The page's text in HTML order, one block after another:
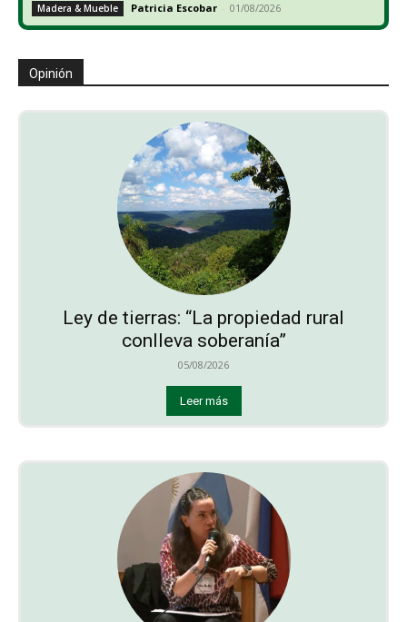
Madera & Mueble Patricia Escobar - 01/08/2026
Opinión
Ley de tierras: “La propiedad rural
conlleva soberanía”
05/08/2026
Leer más